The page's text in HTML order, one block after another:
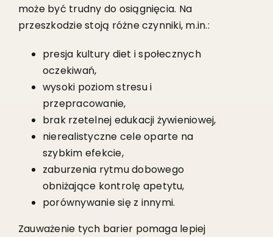
może być trudny do osiągnięcia. Na
przeszkodzie stoją różne czynniki, m.in.:
presja kultury diet i społecznych
oczekiwań,
wysoki poziom stresu i
przepracowanie,
brak rzetelnej edukacji żywieniowej,
nierealistyczne cele oparte na
szybkim efekcie,
zaburzenia rytmu dobowego
obniżające kontrolę apetytu,
porównywanie się z innymi.
Zauważenie tych barier pomaga lepiej